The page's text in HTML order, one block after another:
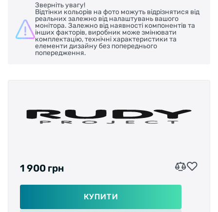
Зверніть увагу!
Відтінки кольорів на фото можуть відрізнятися від
реальних залежно від налаштувань вашого
монітора. Залежно від наявності компонентів та
інших факторів, виробник може змінювати
комплектацію, технічні характеристики та
елементи дизайну без попереднього
попередження.
1 900 грн
КУПИТИ